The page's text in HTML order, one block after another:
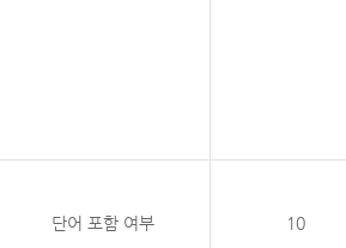
단어 포함 여부 10